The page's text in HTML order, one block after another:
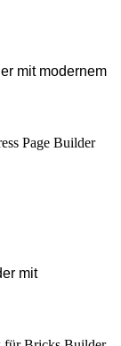
mit modernem
mit